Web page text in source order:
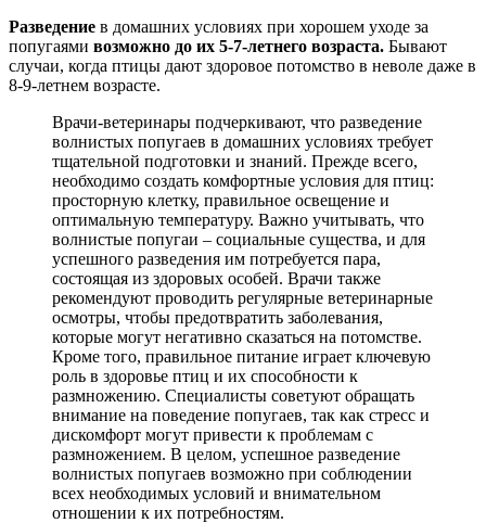
Разведение в домашних условиях при хорошем уходе за
попугаями возможно до их 5-7-летнего возраста. Бывают
случаи, когда птицы дают здоровое потомство в неволе даже в
8-9-летнем возрасте.
Врачи-ветеринары подчеркивают, что разведение
волнистых попугаев в домашних условиях требует
тщательной подготовки и знаний. Прежде всего,
необходимо создать комфортные условия для птиц:
просторную клетку, правильное освещение и
оптимальную температуру. Важно учитывать, что
волнистые попугаи – социальные существа, и для
успешного разведения им потребуется пара,
состоящая из здоровых особей. Врачи также
рекомендуют проводить регулярные ветеринарные
осмотры, чтобы предотвратить заболевания,
которые могут негативно сказаться на потомстве.
Кроме того, правильное питание играет ключевую
роль в здоровье птиц и их способности к
размножению. Специалисты советуют обращать
внимание на поведение попугаев, так как стресс и
дискомфорт могут привести к проблемам с
размножением. В целом, успешное разведение
волнистых попугаев возможно при соблюдении
всех необходимых условий и внимательном
отношении к их потребностям.